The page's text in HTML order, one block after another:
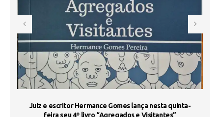
Juiz e escritor Hermance Gomes lança nesta quinta-
feira seu 4º livro “Agregados e Visitantes”